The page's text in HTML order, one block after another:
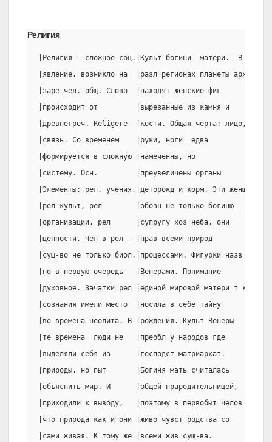
Религия
|Религия – сложное соц.|Культ богини  матери.  В
|явление, возникло на  |разл регионах планеты
|заре чел. общ. Слово  |находят женские фиг
|происходит от         |вырезанные из камня и
|древнегреч. Religere –|кости. Общая черта:
|связь. Со временем    |руки, ноги  едва
|формируется в сложную |намеченны, но
|систему. Осн.         |преувеличены органы
|Элементы: рел. учения,|деторожд и корм. Эти
|рел культ, рел        |обозн не только богиню – |(от
|организации, рел      |супругу хоз неба, они
|ценности. Чел в рел – |прав всеми природ
|сущ-во не только биол,|процессами. Фигурки назв
|но в первую очередь   |Венерами. Понимание
|духовное. Зачатки рел |единой мировой матери т
|сознания имели место  |носила в себе тайну
|во времена неолита. В |рождения. Культ Венеры
|те времена  люди не   |преобл у народов где
|выделяли себя из      |господст матриархат.
|природы, но пыт       |Богиня мать считалась
|объяснить мир. И      |общей прародительницей,
|приходили к выводу,   |поэтому в первобыт челов
|что природа как и они |живо чувст родства со
|сами живая. К тому же |всеми жив сущ-ва.